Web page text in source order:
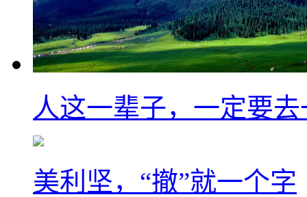
人这一辈子，一定要
美利坚，“撤”就一个字